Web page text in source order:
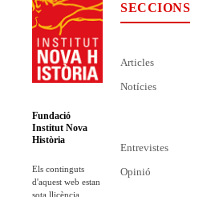
Fundació
Institut Nova
Història
Els continguts
d'aquest web estan
sota llicència
SECCIONS
Articles
Notícies
Entrevistes
Opinió